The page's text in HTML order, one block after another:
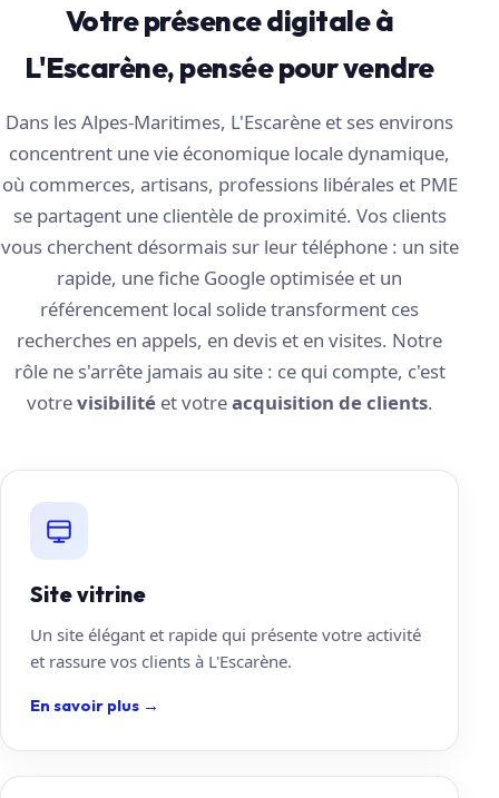
Votre présence digitale à
L'Escarène, pensée pour vendre
Dans les Alpes-Maritimes, L'Escarène et ses environs
concentrent une vie économique locale dynamique,
où commerces, artisans, professions libérales et PME
se partagent une clientèle de proximité. Vos clients
vous cherchent désormais sur leur téléphone : un site
rapide, une fiche Google optimisée et un
référencement local solide transforment ces
recherches en appels, en devis et en visites. Notre
rôle ne s'arrête jamais au site : ce qui compte, c'est
votrevisibilitéet votreacquisition de clients.
Site vitrine
Un site élégant et rapide qui présente votre activité
et rassure vos clients à L'Escarène.
En savoir plus →